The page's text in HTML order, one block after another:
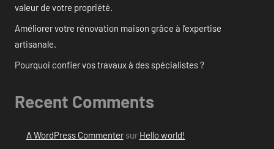
valeur de votre propriété.
Améliorer votre rénovation maison grâce à l’expertise
artisanale.
Pourquoi confier vos travaux à des spécialistes ?
Recent Comments
A WordPress Commentersur Hello world!